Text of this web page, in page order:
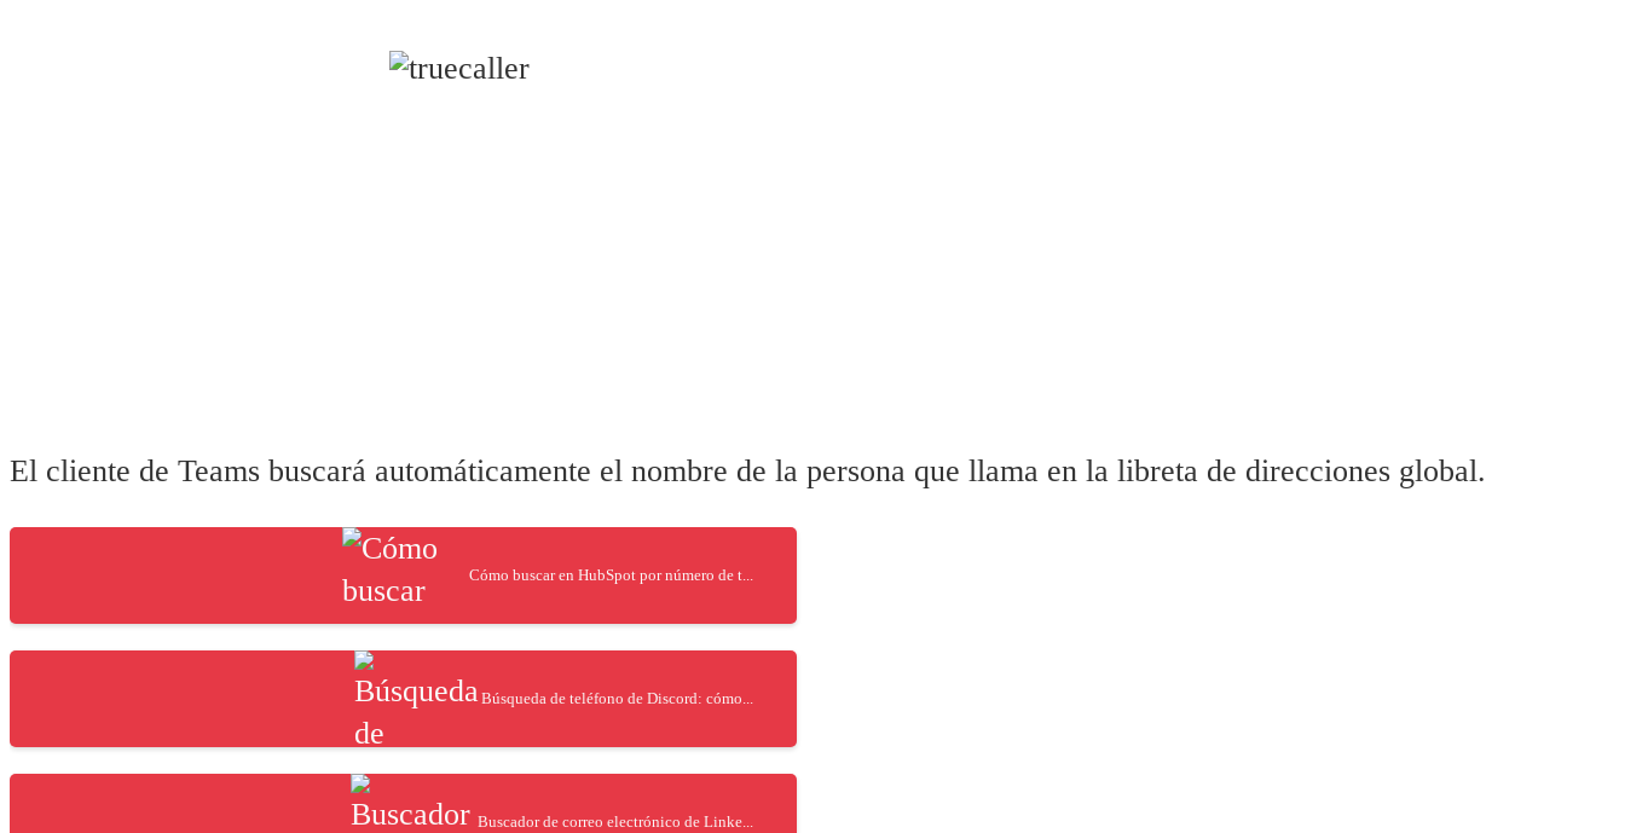
El cliente de Teams buscará automáticamente el nombre de la persona que llama en la libreta de direcciones global.
Cómo buscar en HubSpot por número de t...
Búsqueda de teléfono de Discord: cómo...
Buscador de correo electrónico de Linke...